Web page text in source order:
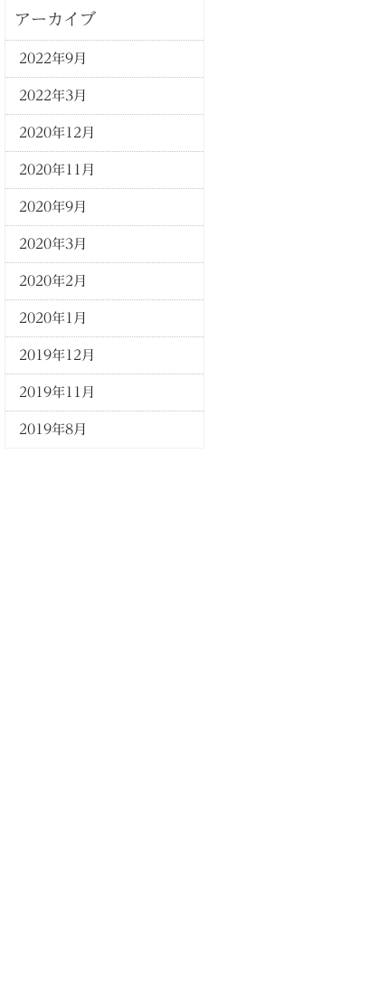
アーカイブ
2022年9月
2022年3月
2020年12月
2020年11月
2020年9月
2020年3月
2020年2月
2020年1月
2019年12月
2019年11月
2019年8月